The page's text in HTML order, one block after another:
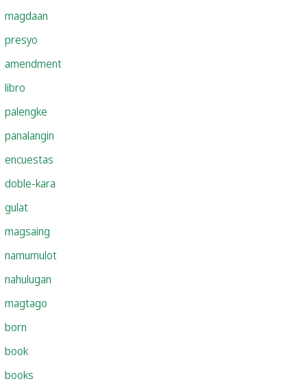
magdaan
presyo
amendment
libro
palengke
panalangin
encuestas
doble-kara
gulat
magsaing
namumulot
nahulugan
magtago
born
book
books